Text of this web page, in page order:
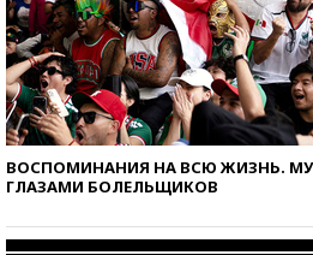
ВОСПОМИНАНИЯ НА ВСЮ ЖИЗНЬ.
ГЛАЗАМИ БОЛЕЛЬЩИКОВ